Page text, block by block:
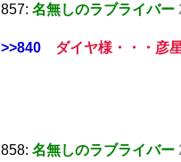
857: 名無しのラブライバー
>>840 ダイヤ様・・・彦
858: 名無しのラブライバー